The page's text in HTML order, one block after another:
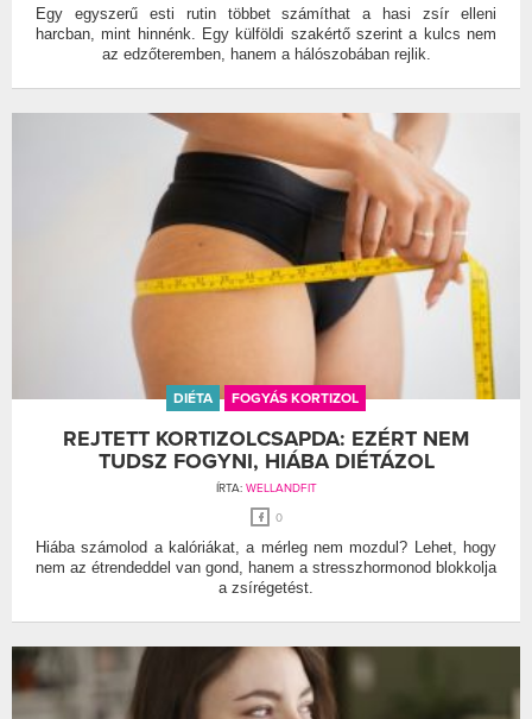
Egy egyszerű esti rutin többet számíthat a hasi zsír elleni
harcban, mint hinnénk. Egy külföldi szakértő szerint a kulcs nem
az edzőteremben, hanem a hálószobában rejlik.
DIÉTA FOGYÁS KORTIZOL
REJTETT KORTIZOLCSAPDA: EZÉRT NEM
TUDSZ FOGYNI, HIÁBA DIÉTÁZOL
ÍRTA: WELLANDFIT
0
Hiába számolod a kalóriákat, a mérleg nem mozdul? Lehet, hogy
nem az étrendeddel van gond, hanem a stresszhormonod blokkolja
a zsírégetést.